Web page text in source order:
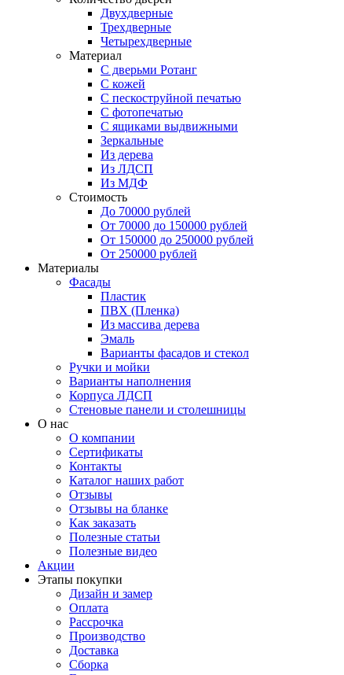
Двухдверные
Трехдверные
Четырехдверные
Материал
C дверьми Ротанг
C кожей
C пескоструйной печатью
C фотопечатью
C ящиками выдвижными
Зеркальные
Из дерева
Из ЛДСП
Из МДФ
Стоимость
До 70000 рублей
От 70000 до 150000 рублей
От 150000 до 250000 рублей
От 250000 рублей
Материалы
Фасады
Пластик
ПВХ (Пленка)
Из массива дерева
Эмаль
Варианты фасадов и стекол
Ручки и мойки
Варианты наполнения
Корпуса ЛДСП
Стеновые панели и столешницы
О нас
О компании
Сертификаты
Контакты
Каталог наших работ
Отзывы
Отзывы на бланке
Как заказать
Полезные статьи
Полезные видео
Акции
Этапы покупки
Дизайн и замер
Оплата
Рассрочка
Производство
Доставка
Сборка